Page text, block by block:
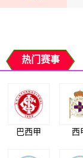
热门赛事
巴西甲 西